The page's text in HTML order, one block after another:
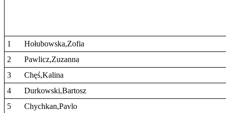
1
Hołubowska,Zofia
2
Pawlicz,Zuzanna
3
Chęś,Kalina
4
Durkowski,Bartosz
5
Chychkan,Pavlo